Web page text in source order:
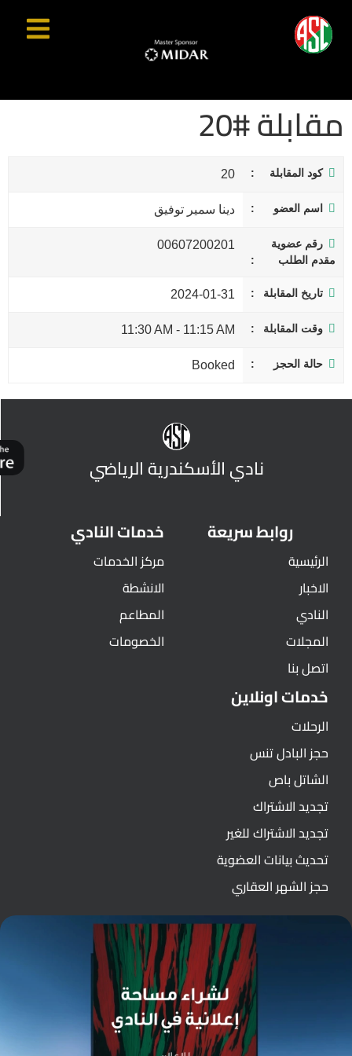
مقابلة #20
كود المقابلة 20
اسم العضو دينا سمير توفيق
رقم عضوية
مقدم الطلب
00607200201
تاريخ المقابلة 2024-01-31
وقت المقابلة 11:15 AM
-
11:30 AM
حالة الحجز Booked
نادي الأسكندرية الرياضي
روابط سريعة
الرئيسية
الاخبار
النادي
المجلات
اتصل بنا
خدمات النادي
مركز الخدمات
الانشطة
المطاعم
الخصومات
خدمات اونلاين
الرحلات
حجز البادل تنس
الشاتل باص
تجديد الاشتراك
تجديد الاشتراك للغير
تحديث بيانات العضوية
حجز الشهر العقاري